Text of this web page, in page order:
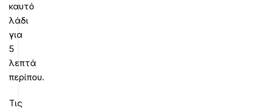
καυτό
λάδι
για
5
λεπτά
περίπου.
Τις